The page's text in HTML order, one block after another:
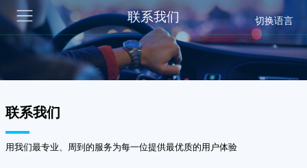
联系我们 切换语言
联系我们
用我们最专业、周到的服务为每一位提供最优质的用户体验